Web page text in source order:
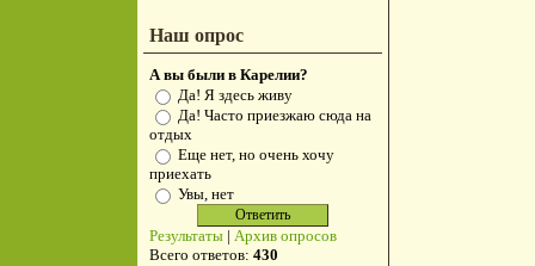
Наш опрос
А вы были в Карелии?
Да! Я здесь живу
Да! Часто приезжаю сюда на
отдых
Еще нет, но очень хочу
приехать
Увы, нет
Результаты | Архив опросов
Всего ответов: 430